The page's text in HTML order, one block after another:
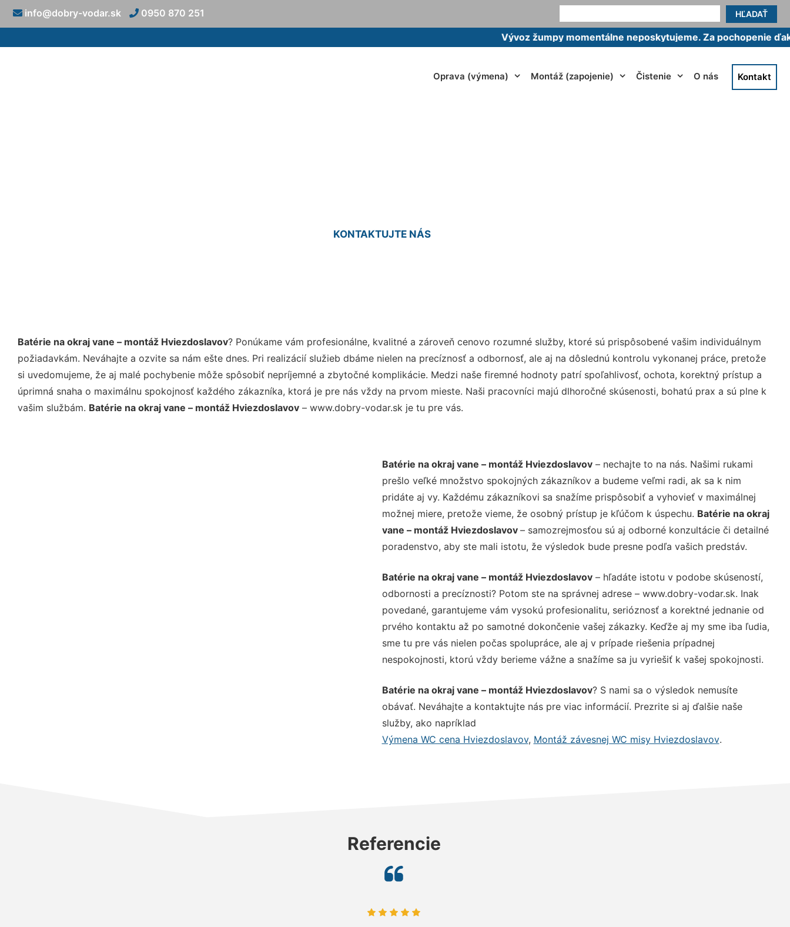
HĽADAŤ
info@dobry-vodar.sk 0950 870 251
Vývoz žumpy momentálne neposkytujeme. Za pochopenie ďakujeme.
Oprava (výmena) Montáž (zapojenie) Čistenie O nás Kontakt
KONTAKTUJTE NÁS
Batérie na okraj vane – montáž Hviezdoslavov? Ponúkame vám profesionálne, kvalitné a zároveň cenovo rozumné služby, ktoré sú prispôsobené vašim individuálnym
požiadavkám. Neváhajte a ozvite sa nám ešte dnes. Pri realizácií služieb dbáme nielen na precíznosť a odbornosť, ale aj na dôslednú kontrolu vykonanej práce, pretože
si uvedomujeme, že aj malé pochybenie môže spôsobiť nepríjemné a zbytočné komplikácie. Medzi naše firemné hodnoty patrí spoľahlivosť, ochota, korektný prístup a
úprimná snaha o maximálnu spokojnosť každého zákazníka, ktorá je pre nás vždy na prvom mieste. Naši pracovníci majú dlhoročné skúsenosti, bohatú prax a sú plne k
vašim službám. Batérie na okraj vane – montáž Hviezdoslavov – www.dobry-vodar.sk je tu pre vás.
Batérie na okraj vane – montáž Hviezdoslavov– nechajte to na nás. Našimi rukami
prešlo veľké množstvo spokojných zákazníkov a budeme veľmi radi, ak sa k nim
pridáte aj vy. Každému zákazníkovi sa snažíme prispôsobiť a vyhovieť v maximálnej
možnej miere, pretože vieme, že osobný prístup je kľúčom k úspechu. Batérie na okraj
vane – montáž Hviezdoslavov – samozrejmosťou sú aj odborné konzultácie či detailné
poradenstvo, aby ste mali istotu, že výsledok bude presne podľa vašich predstáv.
Batérie na okraj vane – montáž Hviezdoslavov– hľadáte istotu v podobe skúseností,
odbornosti a precíznosti? Potom ste na správnej adrese – www.dobry-vodar.sk. Inak
povedané, garantujeme vám vysokú profesionalitu, serióznosť a korektné jednanie od
prvého kontaktu až po samotné dokončenie vašej zákazky. Keďže aj my sme iba ľudia,
sme tu pre vás nielen počas spolupráce, ale aj v prípade riešenia prípadnej
nespokojnosti, ktorú vždy berieme vážne a snažíme sa ju vyriešiť k vašej spokojnosti.
Batérie na okraj vane – montáž Hviezdoslavov? S nami sa o výsledok nemusíte
obávať. Neváhajte a kontaktujte nás pre viac informácií. Prezrite si aj ďalšie naše
služby, ako napríklad
Výmena WC cena Hviezdoslavov, Montáž závesnej WC misy Hviezdoslavov.
Referencie